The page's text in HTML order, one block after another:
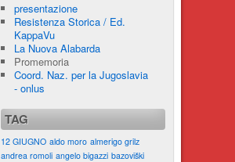
presentazione
Resistenza Storica / Ed.
KappaVu
La Nuova Alabarda
Promemoria
Coord. Naz. per la Jugoslavia
- onlus
TAG
12 GIUGNO aldo moro almerigo grilz
andrea romoli angelo bigazzi bazoviški